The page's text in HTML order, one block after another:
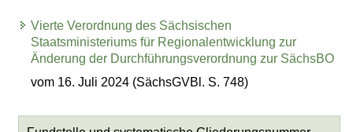
Vierte Verordnung des Sächsischen
Staatsministeriums für Regionalentwicklung zur
Änderung der Durchführungsverordnung zur SächsBO
vom 16. Juli 2024 (SächsGVBl. S. 748)